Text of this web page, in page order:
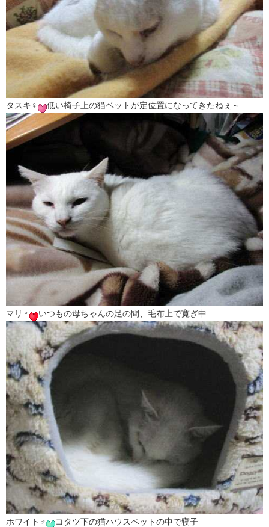
タスキ♀ 低い椅子上の猫ベットが定位置になってきたねぇ～
マリ♀ いつもの母ちゃんの足の間、毛布上で寛ぎ中
ホワイト♂ コタツ下の猫ハウスベットの中で寝子